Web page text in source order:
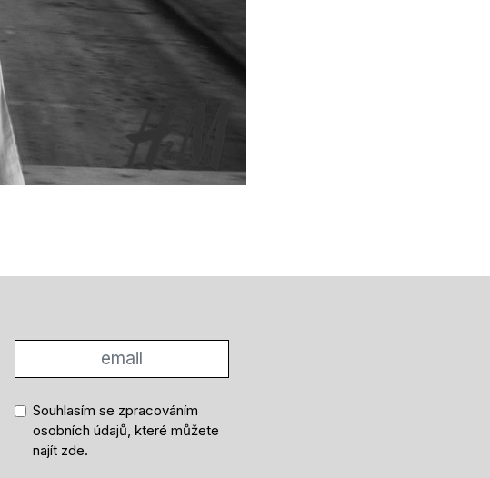
Souhlasím se zpracováním
osobních údajů, které můžete
najít zde.